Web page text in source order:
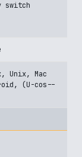
switch
Unix, Mac
(U-cos--